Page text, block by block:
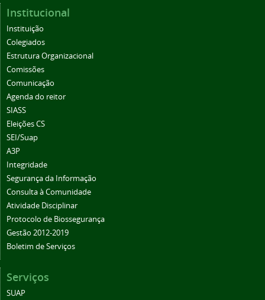
Institucional
Instituição
Colegiados
Estrutura Organizacional
Comissões
Comunicação
Agenda do reitor
SIASS
Eleições CS
SEI/Suap
A3P
Integridade
Segurança da Informação
Consulta à Comunidade
Atividade Disciplinar
Protocolo de Biossegurança
Gestão 2012-2019
Boletim de Serviços
Serviços
SUAP